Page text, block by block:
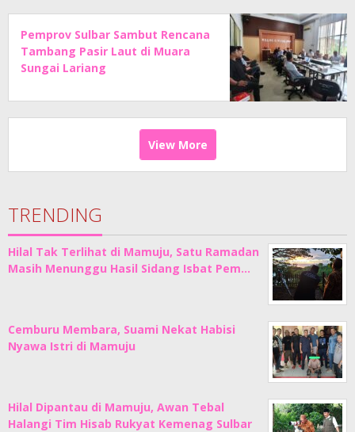
Pemprov Sulbar Sambut Rencana
Tambang Pasir Laut di Muara
Sungai Lariang
View More
TRENDING
Hilal Tak Terlihat di Mamuju, Satu Ramadan
Masih Menunggu Hasil Sidang Isbat Pem…
Cemburu Membara, Suami Nekat Habisi
Nyawa Istri di Mamuju
Hilal Dipantau di Mamuju, Awan Tebal
Halangi Tim Hisab Rukyat Kemenag Sulbar